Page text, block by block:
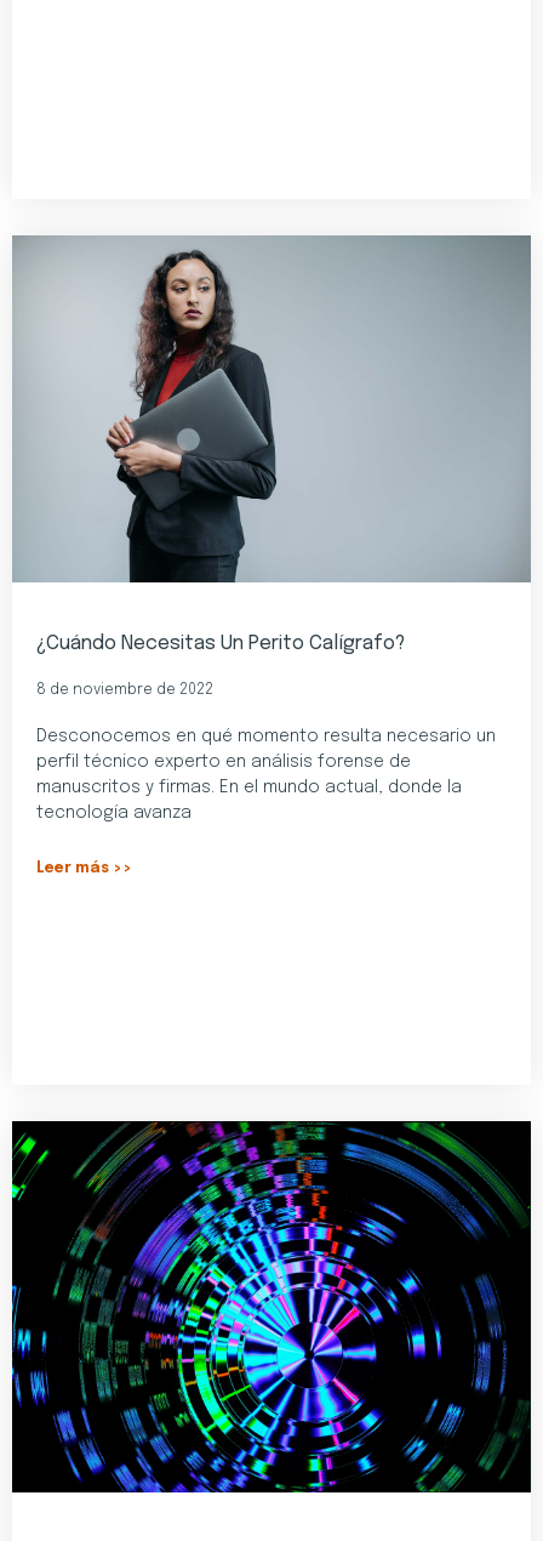
¿Cuándo Necesitas Un Perito Calígrafo?
8 de noviembre de 2022
Desconocemos en qué momento resulta necesario un
perfil técnico experto en análisis forense de
manuscritos y firmas. En el mundo actual, donde la
tecnología avanza
Leer más >>